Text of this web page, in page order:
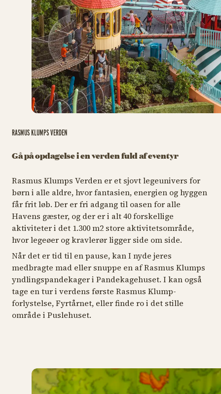
Gå på opdagelse i en verden fuld af eventyr
RASMUS KLUMPS VERDEN
Rasmus Klumps Verden er et sjovt legeunivers for
børn i alle aldre, hvor fantasien, energien og hyggen
får frit løb. Der er fri adgang til oasen for alle
Havens gæster, og der er i alt 40 forskellige
aktiviteter i det 1.300 m2 store aktivitetsområde,
hvor legeøer og kravlerør ligger side om side.
Når det er tid til en pause, kan I nyde jeres
medbragte mad eller snuppe en af Rasmus Klumps
yndlingspandekager i Pandekagehuset. I kan også
tage en tur i verdens første Rasmus Klump-
forlystelse, Fyrtårnet, eller finde ro i det stille
område i Puslehuset.